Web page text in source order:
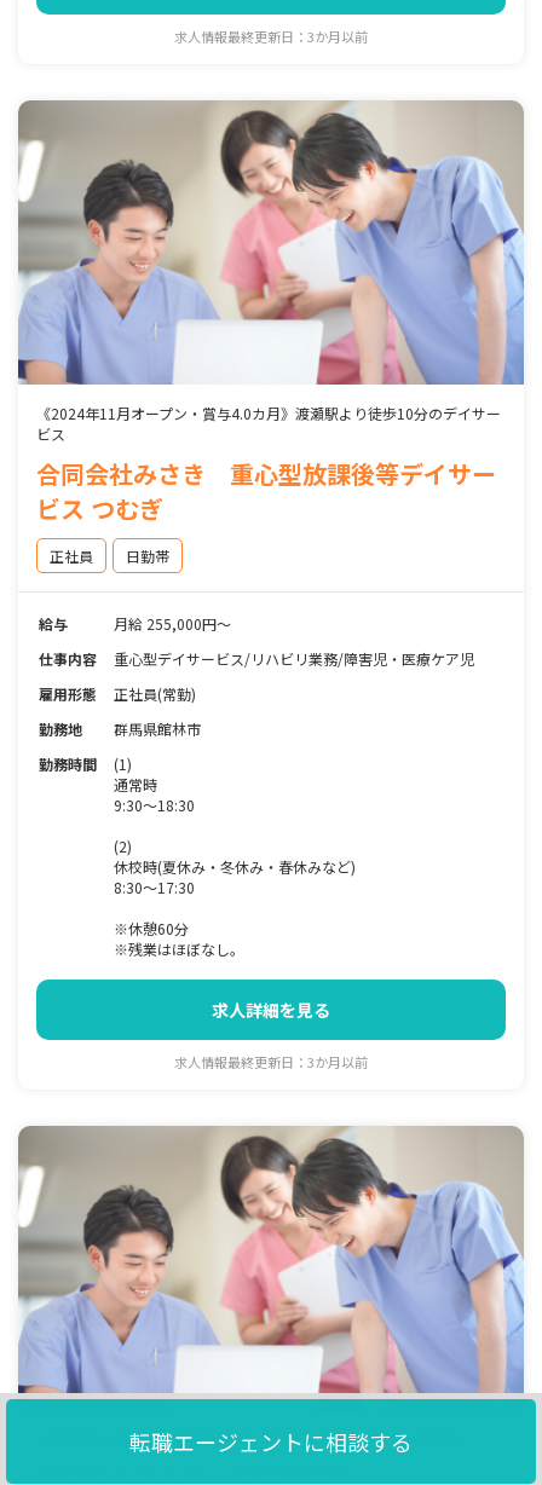
求人情報最終更新日：3か月以前
《2024年11月オープン・賞与4.0カ月》渡瀬駅より徒歩10分のデイサー
ビス
合同会社みさき 重心型放課後等デイサー
ビス つむぎ
正社員 日勤帯
給与
月給 255,000円～
仕事内容
重心型デイサービス/リハビリ業務/障害児・医療ケア児
雇用形態
正社員(常勤)
勤務地
群馬県館林市
勤務時間
(1)
通常時
9:30～18:30
(2)
休校時(夏休み・冬休み・春休みなど)
8:30～17:30
※休憩60分
※残業はほぼなし。
求人詳細を見る
求人情報最終更新日：3か月以前
《賞与4.0カ月・退職金制度完備》長岡天神駅より徒歩3分の病院
転職エージェントに相談する